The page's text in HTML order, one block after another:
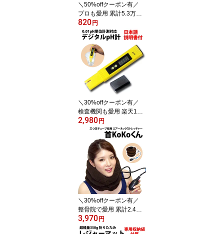
＼50%offクーポン有／
プロも愛用 累計5.3万枚
突破 楽天1位 シルバーポ
リッシュ シルバー磨き
銀磨き布 3枚お得セット
アクセサリー お手入れ
磨く クリーナー アクセ
黒ずみ きれい 生地 クロ
ス 布 シルバークロス シ
ルバー磨き布 銀磨き 銀
製品 シルバー925 シルバ
ークリー
820円
＼30%offクーポン有／
検査機関も愛用 楽天1位
0.01pH単位 高精度 デジ
タル pH計 日本語説明書
付 正規品/12ヶ月保証 ペ
ーハー 測定器 水質 検査
校正 水槽 アクアリウム
熱帯魚 淡水魚 酸性 アル
カリ性 プール 水質検査
液体 家庭菜園 水槽管理
水耕栽 水質調査 金魚 PH
測
2,980円
＼30%offクーポン有／
整骨院で愛用 累計2.4万
個突破 楽天1位 三つ叉 チ
ューブ 採用 エアーネッ
3,970円